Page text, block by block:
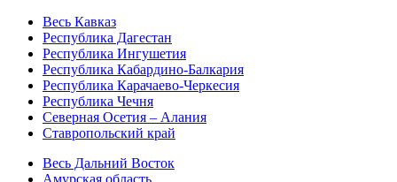
Весь Кавказ
Республика Дагестан
Республика Ингушетия
Республика Кабардино-Балкария
Республика Карачаево-Черкесия
Республика Чечня
Северная Осетия – Алания
Ставропольский край
Весь Дальний Восток
Амурская область